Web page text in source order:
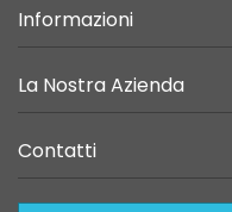
Informazioni
La Nostra Azienda
Contatti